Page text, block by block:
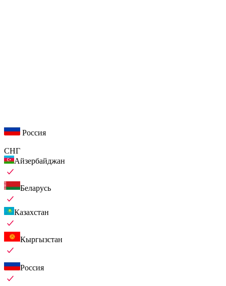
Россия
СНГ
Айзербайджан
Беларусь
Казахстан
Кыргызстан
Россия